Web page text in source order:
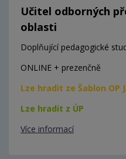
Učitel odborných
oblasti
Doplňující pedagogické
ONLINE + prezenčně
Lze hradit ze Šablon OP
Lze hradit z ÚP
Více informací